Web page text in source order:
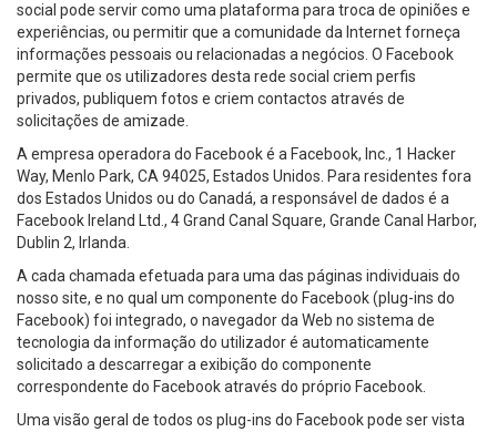
social pode servir como uma plataforma para troca de opiniões e
experiências, ou permitir que a comunidade da Internet forneça
informações pessoais ou relacionadas a negócios. O Facebook
permite que os utilizadores desta rede social criem perfis
privados, publiquem fotos e criem contactos através de
solicitações de amizade.
A empresa operadora do Facebook é a Facebook, Inc., 1 Hacker
Way, Menlo Park, CA 94025, Estados Unidos. Para residentes fora
dos Estados Unidos ou do Canadá, a responsável de dados é a
Facebook Ireland Ltd., 4 Grand Canal Square, Grande Canal Harbor,
Dublin 2, Irlanda.
A cada chamada efetuada para uma das páginas individuais do
nosso site, e no qual um componente do Facebook (plug-ins do
Facebook) foi integrado, o navegador da Web no sistema de
tecnologia da informação do utilizador é automaticamente
solicitado a descarregar a exibição do componente
correspondente do Facebook através do próprio Facebook.
Uma visão geral de todos os plug-ins do Facebook pode ser vista